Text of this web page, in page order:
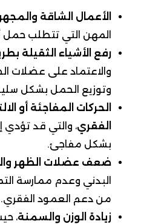
الأعمال الشاقة
المهن التي تتطلب حمل
رفع الأشياء الثقيلة
والاعتماد على عضلات
وتوزيع الحمل بشكل
الحركات المفاجئة أو
الفقري، والتي قد
بشكل مفاجئ.
ضعف عضلات الظهر
البدني وعدم ممارسة
من دعم العمود الفقري.
زيادة الوزن والسمنة،